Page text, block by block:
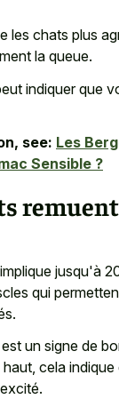
les chats plus
la queue.
indiquer que
see: Les
Sensible ?
jusqu'à
qui
un signe de
cela